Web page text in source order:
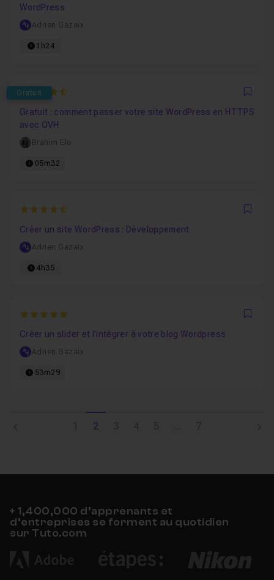
WordPress
Adrien Gazaix
1h24
Gratuit
4.8095238095238
Gratuit : comment passer votre site WordPress en HTTPS
avec OVH
Brahim Elo
05m32
4.8867924528302
Créer un site WordPress : Développement
Adrien Gazaix
4h35
5
Créer un slider et l'intégrer à votre blog Wordpress
Adrien Gazaix
53m29
2
+ 1,400,000 d’apprenants et
d’entreprises se forment au quotidien
sur Tuto.com